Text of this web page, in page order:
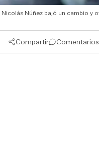
Nicolás Núñez bajó un cambio y
Compartir Comentarios